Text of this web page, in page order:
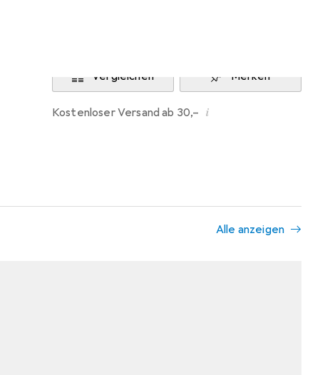
Vergleichen Merken
Kostenloser Versand ab 30,– i
Alle anzeigen